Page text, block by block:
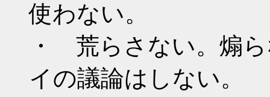
使わない。
・ 荒らさない。煽
イの議論はしない。